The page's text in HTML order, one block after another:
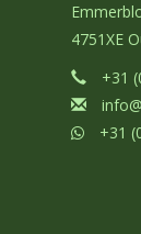
4751XE
+31
+31